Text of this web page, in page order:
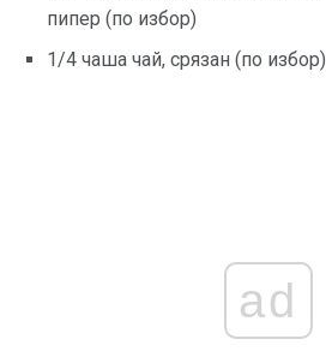
пипер (по избор)
1/4 чаша чай, срязан (по избор)
ad